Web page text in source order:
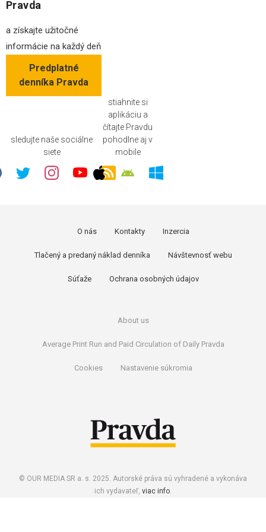
Pravda
a získajte užitočné
informácie na každý deň
Predplatné
denníka Pravda
sledujte naše sociálne
siete
stiahnite si
aplikáciu a
čítajte Pravdu
pohodlne aj v
mobile
O nás Kontakty Inzercia
Tlačený a predaný náklad denníka Návštevnosť webu
Súťaže Ochrana osobných údajov
About us
Average Print Run and Paid Circulation of Daily Pravda
Cookies Nastavenie súkromia
© OUR MEDIA SR a. s. 2025. Autorské práva sú vyhradené a vykonáva
ich vydavateľ, viac info.